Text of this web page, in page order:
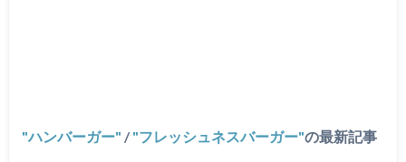
ハンバーガー / フレッシュネスバーガー の最新記事